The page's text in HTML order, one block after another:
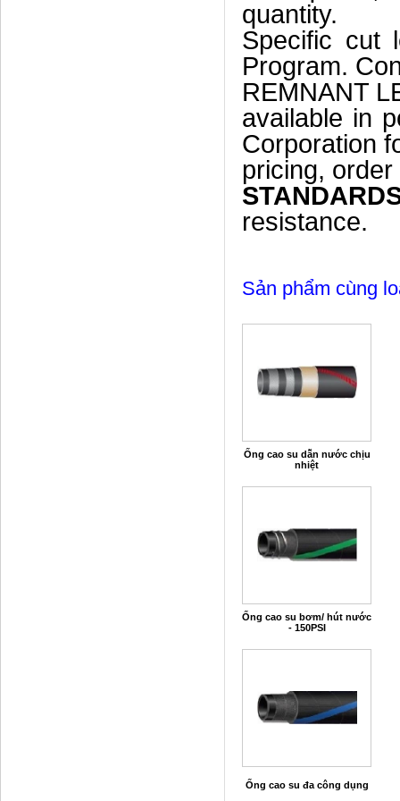
quantity.
Specific cut
Program.
REMNANT
available in
Corporation
pricing,
resistance.
Sản phẩm cùng
Ống cao su dẫn nước chịu
nhiệt
Ống cao su bơm/ hút nước
- 150PSI
Ống cao su đa công dụng